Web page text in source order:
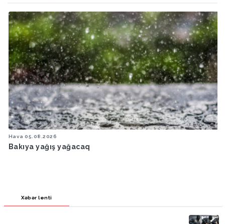
Hava 05.08.2026
Bakıya yağış yağacaq
Xəbər lenti